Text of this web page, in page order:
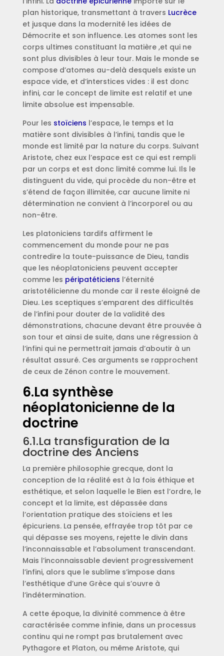
plan historique, transmettant à travers Lucrèce
et jusque dans la modernité les idées de
Démocrite et son influence. Les atomes sont les
corps ultimes constituant la matière ,et qui ne
sont plus divisibles à leur tour. Mais le monde se
compose d’atomes au-delà desquels existe un
espace vide, et d’interstices vides : il est donc
infini, car le concept de limite est relatif et une
limite absolue est impensable.
Pour les stoïciens l’espace, le temps et la
matière sont divisibles à l’infini, tandis que le
monde est limité par la nature du corps. Suivant
Aristote, chez eux l’espace est ce qui est rempli
par un corps et est donc limité comme lui. Ils le
distinguent du vide, qui procède du non-être et
s’étend de façon illimitée, car aucune limite ni
détermination ne convient à l’incorporel ou au
non-être.
Les platoniciens tardifs affirment le
commencement du monde pour ne pas
contredire la toute-puissance de Dieu, tandis
que les néoplatoniciens peuvent accepter
comme les péripatéticiens l’éternité
aristotélicienne du monde car il reste éloigné de
Dieu. Les sceptiques s’emparent des difficultés
de l’infini pour douter de la validité des
démonstrations, chacune devant être prouvée à
son tour et ainsi de suite, dans une régression à
l’infini qui ne permettrait jamais d’aboutir à un
résultat assuré. Ces arguments se rapprochent
de ceux de Zénon contre le mouvement.
6.La synthèse
néoplatonicienne de la
doctrine
6.1.La transfiguration de la
doctrine des Anciens
La première philosophie grecque, dont la
conception de la réalité est à la fois éthique et
esthétique, et selon laquelle le Bien est l’ordre, le
concept et la limite, est dépassée dans
l’orientation pratique des stoïciens et les
épicuriens. La pensée, effrayée trop tôt par ce
qui dépasse ses moyens, rejette le divin dans
l’inconnaissable et l’absolument transcendant.
Mais l’inconnaissable devient progressivement
l’infini, alors que le sublime s’impose dans
l’esthétique d’une Grèce qui s’ouvre à
l’indétermination.
A cette époque, la divinité commence à être
caractérisée comme infinie, dans un processus
continu qui ne rompt pas brutalement avec
Pythagore et Platon, ou même Aristote, qui